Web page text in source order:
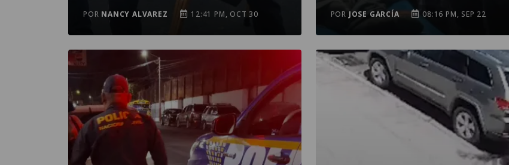
POR NANCY ALVAREZ 12:41 PM, OCT 30 POR JOSE GARCÍA 08:16 PM, SEP 22